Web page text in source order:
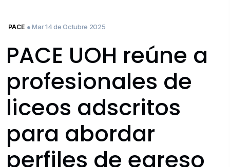
PACE ● Mar 14 de Octubre 2025
PACE UOH reúne a
profesionales de
liceos adscritos
para abordar
perfiles de egreso